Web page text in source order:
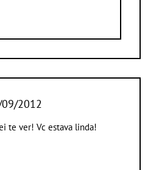
2012
te ver! Vc estava linda!